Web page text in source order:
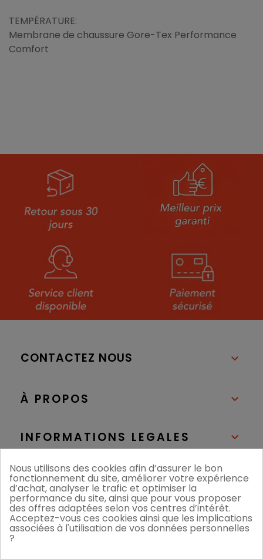
TEMPÉRATURE:
Membrane de chaussure Gore-Tex Performance
Comfort
CONTACTEZ NOUS 
À PROPOS 
INFORMATIONS LEGALES 
NOS BOUTIQUES 
Nous utilisons des cookies afin d’assurer le bon
fonctionnement du site, améliorer votre expérience
d’achat, analyser le trafic et optimiser la
performance du site, ainsi que pour vous proposer
des offres adaptées selon vos centres d’intérêt.
Acceptez-vous ces cookies ainsi que les implications
associées à l'utilisation de vos données personnelles
?